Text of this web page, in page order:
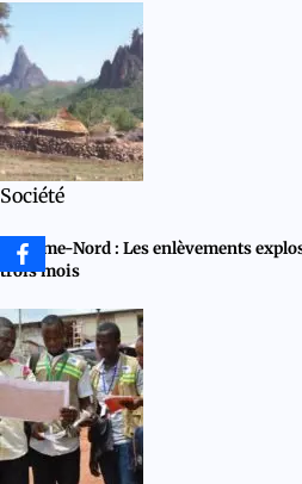
Société
Extrême-Nord : Les enlèvements
trois mois